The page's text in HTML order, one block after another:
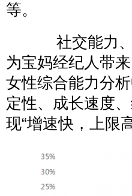
等。
社交能力、
为宝妈经纪人带
女性综合能力分
定性、成长速度
现“增速快，上限